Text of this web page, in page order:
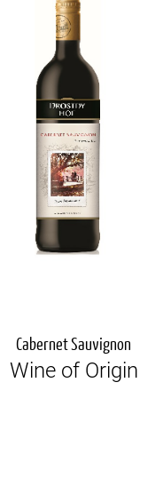
Cabernet Sauvignon
Wine of Origin